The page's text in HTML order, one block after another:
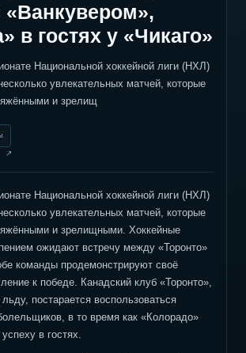
«Ванкувером»,
в гостях у «Чикаго»
Национальной хоккейной лиги (НХЛ)
увлекательных матчей, которые
и зрелищ
↗
Национальной хоккейной лиги (НХЛ)
увлекательных матчей, которые
и зрелищными. Хоккейные
ожидают встречу между «Торонто»
команды продемонстрируют своё
к победе. Канадский клуб «Торонто»,
постарается воспользоваться
в то время как «Колорадо»
в гостях.